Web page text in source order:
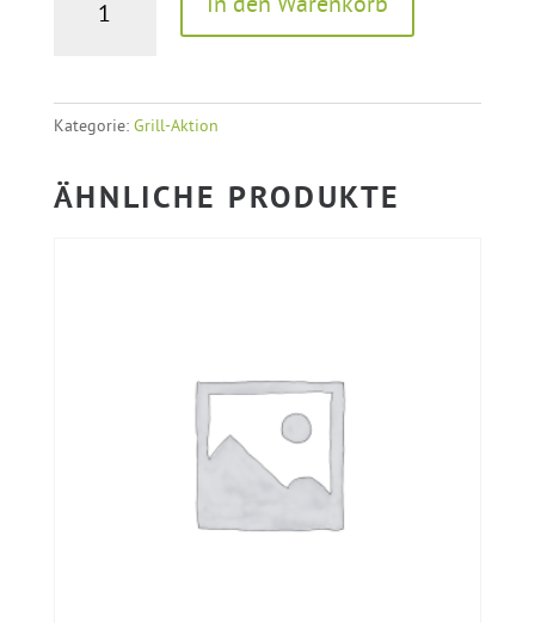
Menge
In den Warenkorb
Kategorie: Grill-Aktion
ÄHNLICHE PRODUKTE